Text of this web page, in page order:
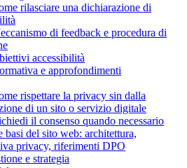
rilasciare una dichiarazione di
di feedback e procedura di
accessibilità
e approfondimenti
rispettare la privacy sin dalla
di un sito o servizio digitale
il consenso quando necessario
basi del sito web: architettura,
privacy, riferimenti DPO
e strategia